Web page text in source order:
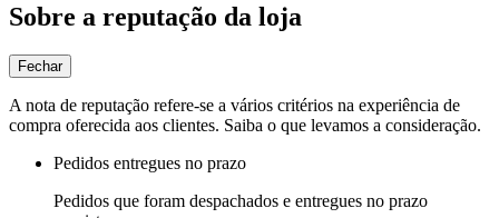
Sobre a reputação da loja
Fechar
A nota de reputação refere-se a vários critérios na experiência de
compra oferecida aos clientes. Saiba o que levamos a consideração.
Pedidos entregues no prazo
Pedidos que foram despachados e entregues no prazo